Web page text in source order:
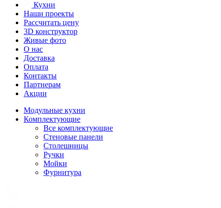
Кухни
Наши проекты
Рассчитать цену
3D конструктор
Живые фото
О нас
Доставка
Оплата
Контакты
Партнерам
Акции
Модульные кухни
Комплектующие
Все комплектующие
Стеновые панели
Столешницы
Ручки
Мойки
Фурнитура